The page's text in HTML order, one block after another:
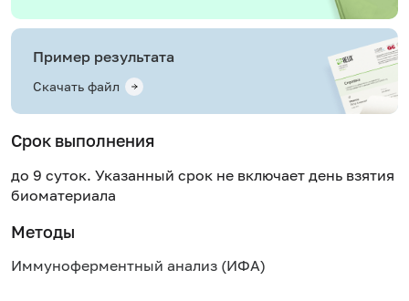
Пример результата
Скачать файл
Срок выполнения
до 9 суток. Указанный срок не включает день взятия
биоматериала
Методы
Иммуноферментный анализ (ИФА)